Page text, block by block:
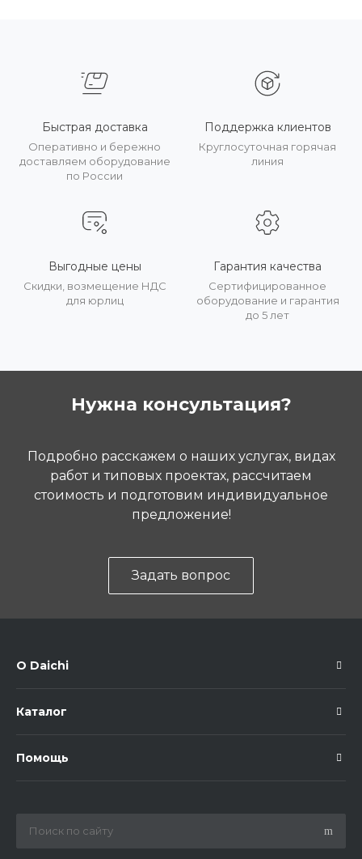
Быстрая доставка
Оперативно и бережно
доставляем оборудование
по России
Поддержка клиентов
Круглосуточная горячая
линия
Выгодные цены
Скидки, возмещение НДС
для юрлиц
Гарантия качества
Сертифицированное
оборудование и гарантия
до 5 лет
Нужна консультация?
Подробно расскажем о наших услугах, видах
работ и типовых проектах, рассчитаем
стоимость и подготовим индивидуальное
предложение!
Задать вопрос
О Daichi
Каталог
Помощь